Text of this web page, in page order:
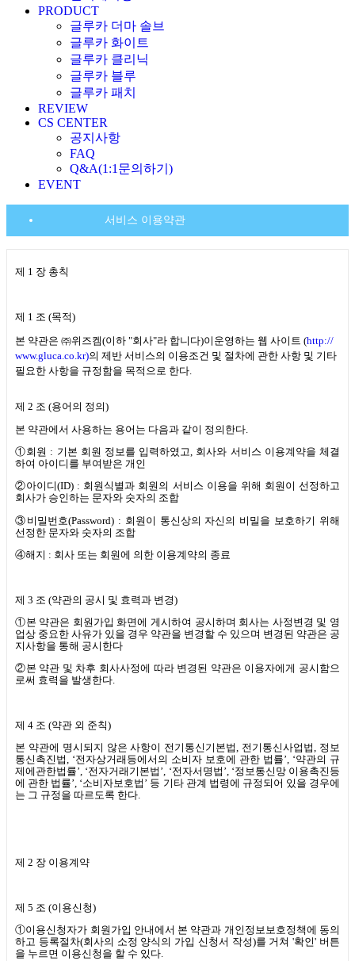
PRODUCT
글루카 더마 솔브
글루카 화이트
글루카 클리닉
글루카 블루
글루카 패치
REVIEW
CS CENTER
공지사항
FAQ
Q&A(1:1문의하기)
EVENT
서비스 이용약관
제 1 장 총칙
제 1 조 (목적)
본 약관은 ㈜위즈켐(이하 "회사"라 합니다)이 운영하는 웹 사이트 (http://
www.gluca.co.kr)의 제반 서비스의 이용조건 및 절차에 관한 사항 및 기타
필요한 사항을 규정함을 목적으로 한다
제 2 조 (용어의 정의)
본 약관에서 사용하는 용어는 다음과 같이 정의한다
①회원 : 기본 회원 정보를 입력하였고
회사와 서비스 이용계약을 체결
하여 아이디를 부여받은 개인
②아이디(ID) : 회원식별과 회원의 서비스 이용을 위해 회원이 선정하고
회사가 승인하는 문자와 숫자의 조합
③비밀번호(Password) : 회원이 통신상의 자신의 비밀을 보호하기 위해
선정한 문자와 숫자의 조합
④해지 : 회사 또는 회원에 의한 이용계약의 종료
제 3 조 (약관의 공시 및 효력과 변경)
①본 약관은 회원가입 화면에 게시하여 공시하며 회사는 사정변경 및 영
업상 중요한 사유가 있을 경우 약관을 변경할 수 있으며 변경된 약관은 공
지사항을 통해 공시한다
②본 약관 및 차후 회사사정에 따라 변경된 약관은 이용자에게 공시함으
로써 효력을 발생한다.
제 4 조 (약관 외 준칙)
본 약관에 명시되지 않은 사항이 전기통신기본법, 전기통신사업법, 정보
통신촉진법, ‘전자상거래등에서의 소비자 보호에 관한 법률’, ‘약관의 규
제에관한법률’, ‘전자거래기본법 ’, ‘전자서명법 ’, ‘정보통신망 이용촉진등
에 관한 법률’, ‘소비자보호법 ’ 등 기타 관계 법령에 규정되어 있을 경우에
는 그 규정을 따르도록 한다.
제 2 장 이용계약
제 5 조 (이용신청)
①이용신청자가 회원가입 안내에서 본 약관과 개인정보보호정책에 동의
하고 등록절차(회사의 소정 양식의 가입 신청서 작성)를 거쳐 '확인' 버튼
을 누르면 이용신청을 할 수 있다.